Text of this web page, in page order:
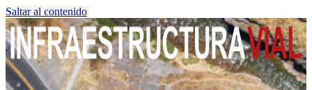
Saltar al contenido